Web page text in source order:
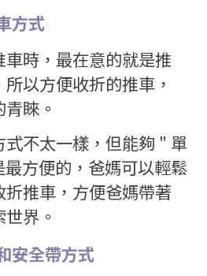
方式
時，最在意的就是推
以方便收折的推車，
睞。
不太一樣，但能夠 " 單
方便的，爸媽可以輕鬆
推車，方便爸媽帶著
界。
安全帶方式